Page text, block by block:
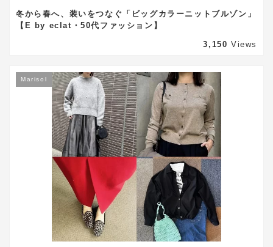
冬から春へ、装いをつなぐ「ビッグカラーニットブルゾン」
【E by eclat・50代ファッション】
3,150 Views
Marisol